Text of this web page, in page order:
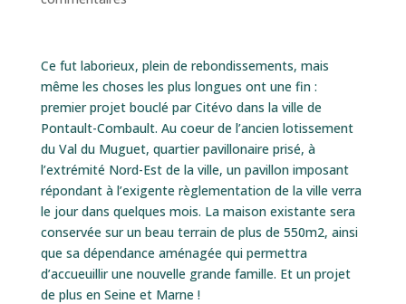
Ce fut laborieux, plein de rebondissements, mais
même les choses les plus longues ont une fin :
premier projet bouclé par Citévo dans la ville de
Pontault-Combault. Au coeur de l’ancien lotissement
du Val du Muguet, quartier pavillonaire prisé, à
l’extrémité Nord-Est de la ville, un pavillon imposant
répondant à l’exigente règlementation de la ville verra
le jour dans quelques mois. La maison existante sera
conservée sur un beau terrain de plus de 550m2, ainsi
que sa dépendance aménagée qui permettra
d’accueuillir une nouvelle grande famille. Et un projet
de plus en Seine et Marne !